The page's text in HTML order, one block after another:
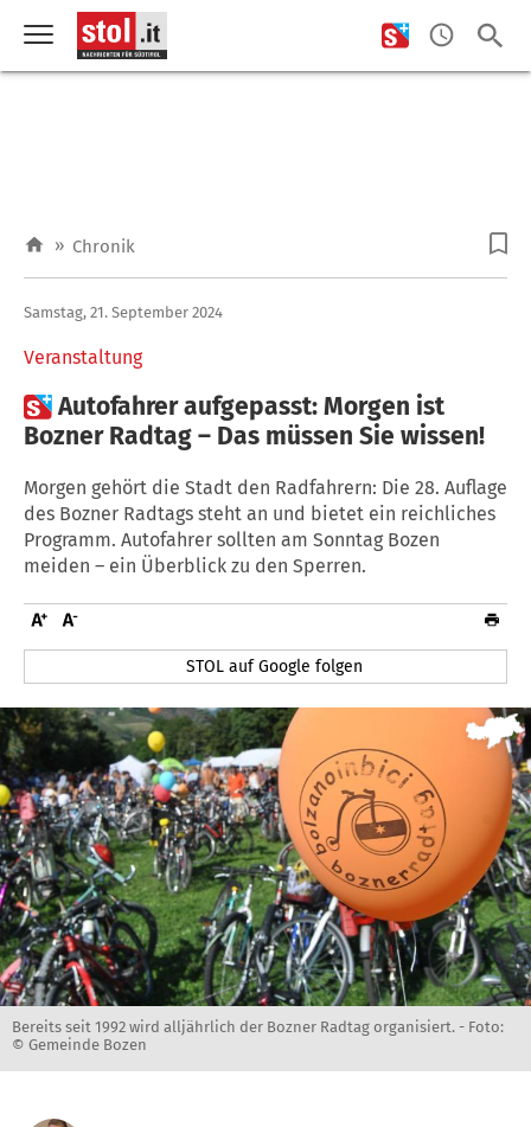
» Chronik
Veranstaltung
Samstag, 21. September 2024
Autofahrer aufgepasst: Morgen ist
Bozner Radtag – Das müssen Sie wissen!
Morgen gehört die Stadt den Radfahrern: Die 28. Auflage
des Bozner Radtags steht an und bietet ein reichliches
Programm. Autofahrer sollten am Sonntag Bozen
meiden – ein Überblick zu den Sperren.
STOL auf Google folgen
Bereits seit 1992 wird alljährlich der Bozner Radtag organisiert. - Foto:
© Gemeinde Bozen